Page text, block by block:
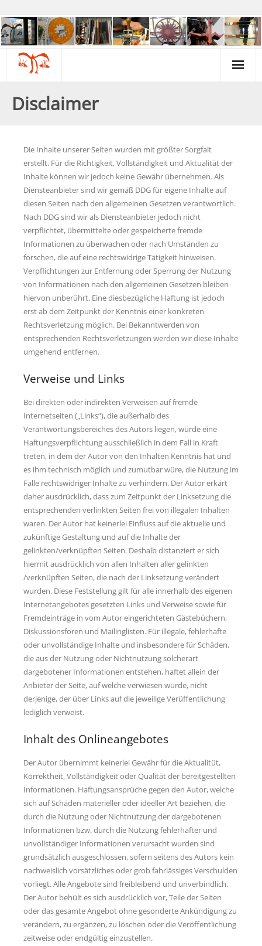
Über uns
Kunst & Kreativität
Gartengruppe
Psychiatrie & Politik
Termine & Infos
Links
Psycho-Paten
Ansprechpartner
Anfahrt
Disclaimer
Die Inhalte unserer Seiten wurden mit größter Sorgfalt
erstellt. Für die Richtigkeit, Vollständigkeit und Aktualität der
Inhalte können wir jedoch keine Gewähr übernehmen. Als
Diensteanbieter sind wir gemäß DDG für eigene Inhalte auf
diesen Seiten nach den allgemeinen Gesetzen verantwortlich.
Nach DDG sind wir als Diensteanbieter jedoch nicht
verpflichtet, übermittelte oder gespeicherte fremde
Informationen zu überwachen oder nach Umständen zu
forschen, die auf eine rechtswidrige Tätigkeit hinweisen.
Verpflichtungen zur Entfernung oder Sperrung der Nutzung
von Informationen nach den allgemeinen Gesetzen bleiben
hiervon unberührt. Eine diesbezügliche Haftung ist jedoch
erst ab dem Zeitpunkt der Kenntnis einer konkreten
Rechtsverletzung möglich. Bei Bekanntwerden von
entsprechenden Rechtsverletzungen werden wir diese Inhalte
umgehend entfernen.
Verweise und Links
Bei direkten oder indirekten Verweisen auf fremde
Internetseiten („Links“), die außerhalb des
Verantwortungsbereiches des Autors liegen, würde eine
Haftungsverpflichtung ausschließlich in dem Fall in Kraft
treten, in dem der Autor von den Inhalten Kenntnis hat und
es ihm technisch möglich und zumutbar würe, die Nutzung im
Falle rechtswidriger Inhalte zu verhindern. Der Autor erkärt
daher ausdrücklich, dass zum Zeitpunkt der Linksetzung die
entsprechenden verlinkten Seiten frei von illegalen Inhalten
waren. Der Autor hat keinerlei Einfluss auf die aktuelle und
zukünftige Gestaltung und auf die Inhalte der
gelinkten/verknüpften Seiten. Deshalb distanziert er sich
hiermit ausdrücklich von allen Inhalten aller gelinkten
/verknüpften Seiten, die nach der Linksetzung verändert
wurden. Diese Feststellung gilt für alle innerhalb des eigenen
Internetangebotes gesetzten Links und Verweise sowie für
Fremdeinträge in vom Autor eingerichteten Gästebüchern,
Diskussionsforen und Mailinglisten. Für illegale, fehlerhafte
oder unvollständige Inhalte und insbesondere für Schäden,
die aus der Nutzung oder Nichtnutzung solcherart
dargebotener Informationen entstehen, haftet allein der
Anbieter der Seite, auf welche verwiesen wurde, nicht
derjenige, der über Links auf die jeweilige Verüffentlichung
lediglich verweist.
Inhalt des Onlineangebotes
Der Autor übernimmt keinerlei Gewähr für die Aktualitüt,
Korrektheit, Vollständigkeit oder Qualität der bereitgestellten
Informationen. Haftungsansprüche gegen den Autor, welche
sich auf Schäden materieller oder ideeller Art beziehen, die
durch die Nutzung oder Nichtnutzung der dargebotenen
Informationen bzw. durch die Nutzung fehlerhafter und
unvollständiger Informationen verursacht wurden sind
grundsätzlich ausgeschlossen, sofern seitens des Autors kein
nachweislich vorsätzliches oder grob fahrlässiges Verschulden
vorliegt. Alle Angebote sind freibleibend und unverbindlich.
Der Autor behült es sich ausdrücklich vor, Teile der Seiten
oder das gesamte Angebot ohne gesonderte Ankündigung zu
verändern, zu ergänzen, zu löschen oder die Veröffentlichung
zeitweise oder endgültig einzustellen.